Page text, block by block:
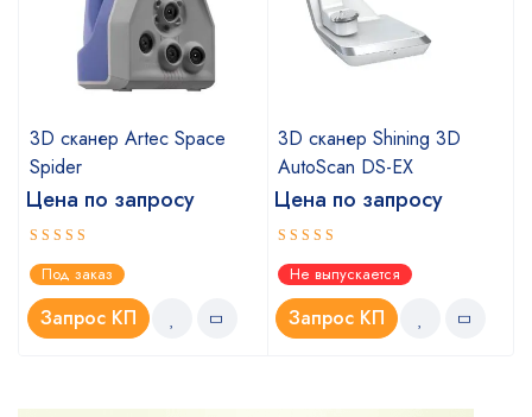
3D сканер Artec Space
Spider
Цена по запросу
Оценка
5.00из 5
Под заказ
Запрос КП
3D сканер Shining 3D
AutoScan DS-EX
Цена по запросу
Оценка
4.67из 5
Не выпускается
Запрос КП